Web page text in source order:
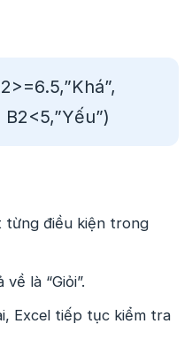
từng điều kiện trong
là “Giỏi”.
Excel tiếp tục kiểm tra